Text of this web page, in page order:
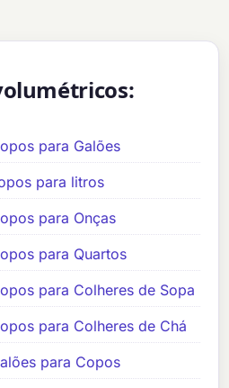
para Galões
para litros
para Onças
para Quartos
para Colheres de Sopa
para Colheres de Chá
para Copos